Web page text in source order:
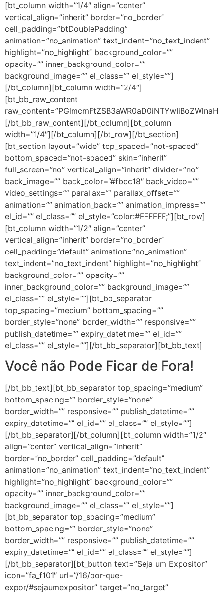
[bt_column width=”1/4″ align=”center”
vertical_align=”inherit” border=”no_border”
cell_padding=”btDoublePadding”
animation=”no_animation” text_indent=”no_text_indent”
highlight=”no_highlight” background_color=””
opacity=”” inner_background_color=””
background_image=”” el_class=”” el_style=””]
[/bt_column][bt_column width=”2/4″]
[bt_bb_raw_content
[/bt_bb_raw_content][/bt_column][bt_column
width=”1/4″][/bt_column][/bt_row][/bt_section]
[bt_section layout=”wide” top_spaced=”not-spaced”
bottom_spaced=”not-spaced” skin=”inherit”
full_screen=”no” vertical_align=”inherit” divider=”no”
back_image=”” back_color=”#fbdc18″ back_video=””
video_settings=”” parallax=”” parallax_offset=””
animation=”” animation_back=”” animation_impress=””
el_id=”” el_class=”” el_style=”color:#FFFFFF;”][bt_row]
[bt_column width=”1/2″ align=”center”
vertical_align=”inherit” border=”no_border”
cell_padding=”default” animation=”no_animation”
text_indent=”no_text_indent” highlight=”no_highlight”
background_color=”” opacity=””
inner_background_color=”” background_image=””
el_class=”” el_style=””][bt_bb_separator
top_spacing=”medium” bottom_spacing=””
border_style=”none” border_width=”” responsive=””
publish_datetime=”” expiry_datetime=”” el_id=””
el_class=”” el_style=””][/bt_bb_separator][bt_bb_text]
Você não Pode Ficar de Fora!
[/bt_bb_text][bt_bb_separator top_spacing=”medium”
bottom_spacing=”” border_style=”none”
border_width=”” responsive=”” publish_datetime=””
expiry_datetime=”” el_id=”” el_class=”” el_style=””]
[/bt_bb_separator][/bt_column][bt_column width=”1/2″
align=”center” vertical_align=”inherit”
border=”no_border” cell_padding=”default”
animation=”no_animation” text_indent=”no_text_indent”
highlight=”no_highlight” background_color=””
opacity=”” inner_background_color=””
background_image=”” el_class=”” el_style=””]
[bt_bb_separator top_spacing=”medium”
bottom_spacing=”” border_style=”none”
border_width=”” responsive=”” publish_datetime=””
expiry_datetime=”” el_id=”” el_class=”” el_style=””]
[/bt_bb_separator][bt_button text=”Seja um Expositor”
icon=”fa_f101″ url=”/16/por-que-
expor/#sejaumexpositor” target=”no_target”